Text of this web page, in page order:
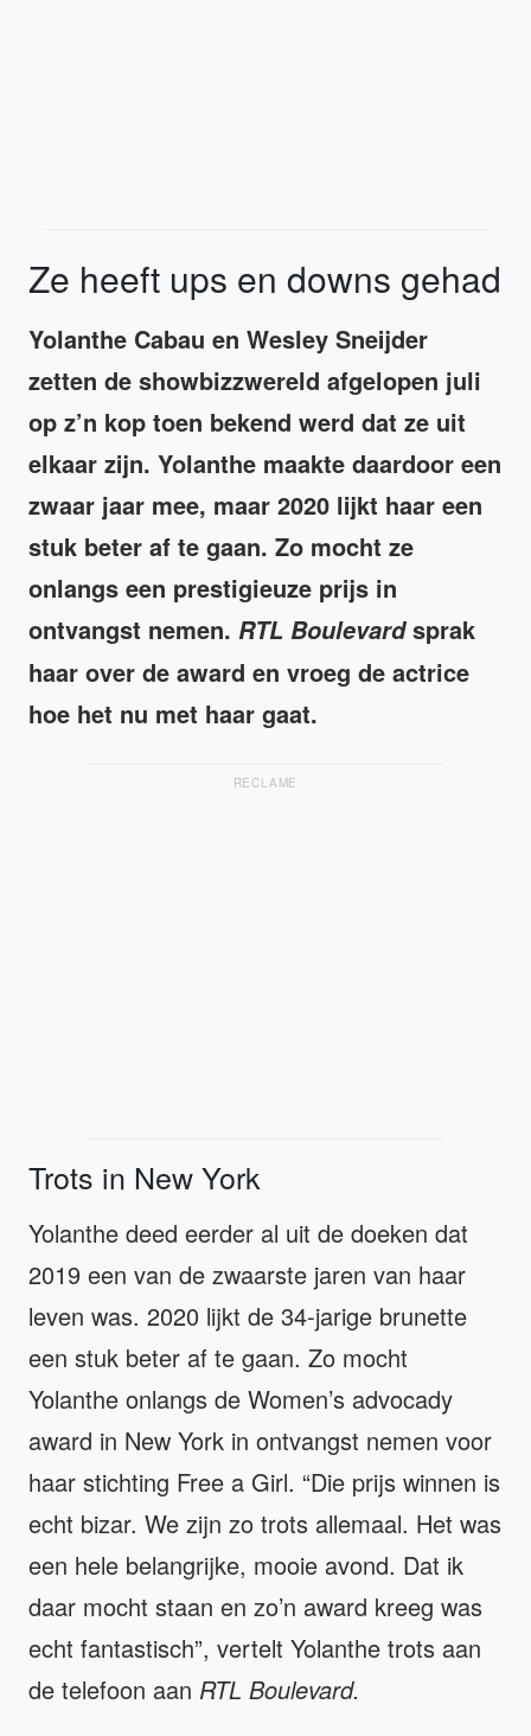
Ze heeft ups en downs gehad
Yolanthe Cabau en Wesley Sneijder
zetten de showbizzwereld afgelopen juli
op z’n kop toen bekend werd dat ze uit
elkaar zijn. Yolanthe maakte daardoor een
zwaar jaar mee, maar 2020 lijkt haar een
stuk beter af te gaan. Zo mocht ze
onlangs een prestigieuze prijs in
ontvangst nemen. RTL Boulevardsprak
haar over de award en vroeg de actrice
hoe het nu met haar gaat.
RECLAME
Trots in New York
Yolanthe deed eerder al uit de doeken dat
2019 een van de zwaarste jaren van haar
leven was. 2020 lijkt de 34-jarige brunette
een stuk beter af te gaan. Zo mocht
Yolanthe onlangs de Women’s advocady
award in New York in ontvangst nemen voor
haar stichting Free a Girl. “Die prijs winnen is
echt bizar. We zijn zo trots allemaal. Het was
een hele belangrijke, mooie avond. Dat ik
daar mocht staan en zo’n award kreeg was
echt fantastisch”, vertelt Yolanthe trots aan
de telefoon aan RTL Boulevard.